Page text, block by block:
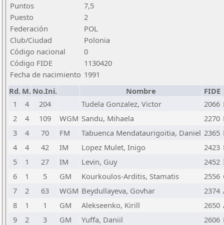
Puntos
7,5
Puesto
2
Federación
POL
Club/Ciudad
Polonia
Código nacional
0
Código FIDE
1130420
Fecha de nacimiento 1991
Rd. M. No.Ini. Nombre FIDE
1
4 204 Tudela Gonzalez, Victor 2066
2
4 109 WGM Sandu, Mihaela 2270
3
4 70 FM Tabuenca Mendataurigoitia, Daniel 2365
4
4 42 IM Lopez Mulet, Inigo 2423
5
1 27 IM Levin, Guy 2452
6
1 5 GM Kourkoulos-Arditis, Stamatis 2556
7
2 63 WGM Beydullayeva, Govhar 2374
8
1 1 GM Alekseenko, Kirill 2650
9
2 3 GM Yuffa, Daniil 2606